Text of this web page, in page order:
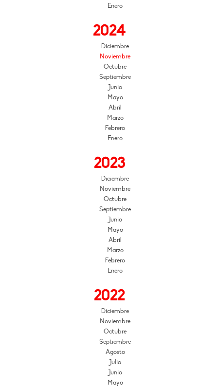
Enero
2024
Diciembre
Noviembre
Octubre
Septiembre
Junio
Mayo
Abril
Marzo
Febrero
Enero
2023
Diciembre
Noviembre
Octubre
Septiembre
Junio
Mayo
Abril
Marzo
Febrero
Enero
2022
Diciembre
Noviembre
Octubre
Septiembre
Agosto
Julio
Junio
Mayo